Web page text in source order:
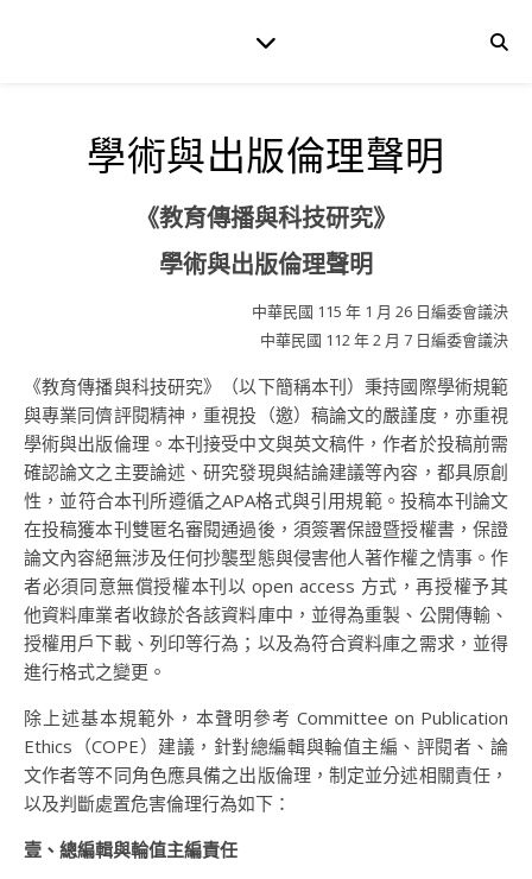
學術與出版倫理聲明
《教育傳播與科技研究》
學術與出版倫理聲明
中華民國 115 年 1 月 26 日編委會議決
中華民國 112 年 2 月 7 日編委會議決
《教育傳播與科技研究》（以下簡稱本刊）秉持國際學術規範
與專業同儕評閱精神，重視投（邀）稿論文的嚴謹度，亦重視
學術與出版倫理。本刊接受中文與英文稿件，作者於投稿前需
確認論文之主要論述、研究發現與結論建議等內容，都具原創
性，並符合本刊所遵循之APA格式與引用規範。投稿本刊論文
在投稿獲本刊雙匿名審閱通過後，須簽署保證暨授權書，保證
論文內容絕無涉及任何抄襲型態與侵害他人著作權之情事。作
者必須同意無償授權本刊以 open access 方式，再授權予其
他資料庫業者收錄於各該資料庫中，並得為重製、公開傳輸、
授權用戶下載、列印等行為；以及為符合資料庫之需求，並得
進行格式之變更。
除上述基本規範外，本聲明參考 Committee on Publication
Ethics（COPE）建議，針對總編輯與輪值主編、評閱者、論
文作者等不同角色應具備之出版倫理，制定並分述相關責任，
以及判斷處置危害倫理行為如下：
壹、總編輯與輪值主編責任